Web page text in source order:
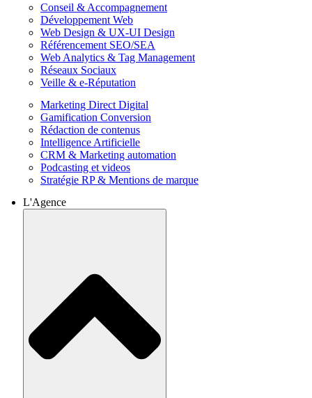
Conseil & Accompagnement
Développement Web
Web Design & UX-UI Design
Référencement SEO/SEA
Web Analytics & Tag Management
Réseaux Sociaux
Veille & e-Réputation
Marketing Direct Digital
Gamification Conversion
Rédaction de contenus
Intelligence Artificielle
CRM & Marketing automation
Podcasting et videos
Stratégie RP & Mentions de marque
L'Agence